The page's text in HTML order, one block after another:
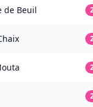
de Beuil